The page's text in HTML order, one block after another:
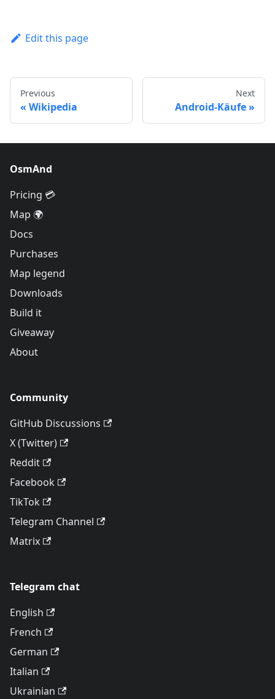
Edit this page
Previous
Wikipedia
Next
Android-Käufe
OsmAnd
Pricing 💳
Map 🌍
Docs
Purchases
Map legend
Downloads
Build it
Giveaway
About
Community
GitHub Discussions
X (Twitter)
Reddit
Facebook
TikTok
Telegram Channel
Matrix
Telegram chat
English
French
German
Italian
Ukrainian